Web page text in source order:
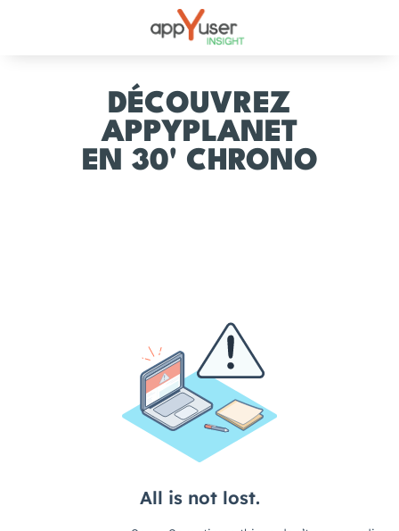
DÉCOUVREZ
APPYPLANET
EN 30' CHRONO